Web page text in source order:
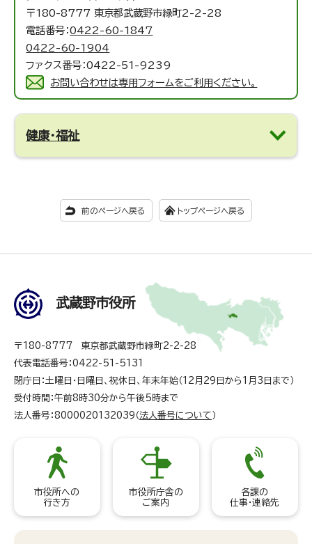
〒180-8777 東京都武蔵野市緑町2-2-28
電話番号：0422-60-1847
0422-60-1904
ファクス番号：0422-51-9239
お問い合わせは専用フォームをご利用ください。
健康・福祉
前のページへ戻る トップページへ戻る
武蔵野市役所
〒180-8777 東京都武蔵野市緑町2-2-28
代表電話番号：0422-51-5131
閉庁日：土曜日・日曜日、祝休日、年末年始（12月29日から1月3日まで）
受付時間：午前8時30分から午後5時まで
法人番号：8000020132039（ 法人番号について ）
市役所への
行き方
市役所庁舎の
ご案内
各課の
仕事・連絡先